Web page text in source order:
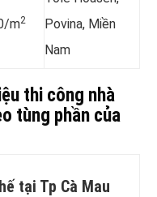
m2
Povina, Miền
Nam
thi công nhà
tùng phần của
tại Tp Cà Mau